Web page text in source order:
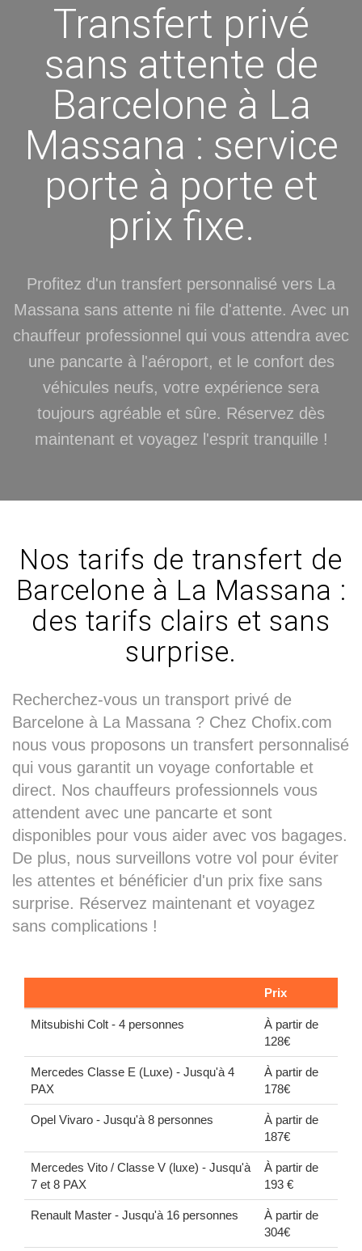
Transfert privé
sans attente de
Barcelone à La
Massana : service
porte à porte et
prix fixe.
Profitez d'un transfert personnalisé vers La
Massana sans attente ni file d'attente. Avec un
chauffeur professionnel qui vous attendra avec
une pancarte à l'aéroport, et le confort des
véhicules neufs, votre expérience sera
toujours agréable et sûre. Réservez dès
maintenant et voyagez l'esprit tranquille !
Nos tarifs de transfert de
Barcelone à La Massana :
des tarifs clairs et sans
surprise.
Recherchez-vous un transport privé de
Barcelone à La Massana ? Chez Chofix.com
nous vous proposons un transfert personnalisé
qui vous garantit un voyage confortable et
direct. Nos chauffeurs professionnels vous
attendent avec une pancarte et sont
disponibles pour vous aider avec vos bagages.
De plus, nous surveillons votre vol pour éviter
les attentes et bénéficier d'un prix fixe sans
surprise. Réservez maintenant et voyagez
sans complications !
Prix
Mitsubishi Colt - 4 personnes
À partir de
128€
Mercedes Classe E (Luxe) - Jusqu'à 4
PAX
À partir de
178€
Opel Vivaro - Jusqu'à 8 personnes
À partir de
187€
Mercedes Vito / Classe V (luxe) - Jusqu'à
7 et 8 PAX
À partir de
193 €
Renault Master - Jusqu'à 16 personnes
À partir de
304€